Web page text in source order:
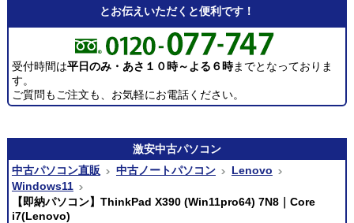
とお伝えいただくと便利です！
受付時間は平日のみ・あさ１０時～よる６時までとなっておりま
す。
ご質問もご注文も、お気軽にお電話ください。
激安中古パソコン
中古パソコン直販
中古ノートパソコン
Lenovo
Windows11
【即納パソコン】ThinkPad X390 (Win11pro64) 7N8｜Core
i7(Lenovo)